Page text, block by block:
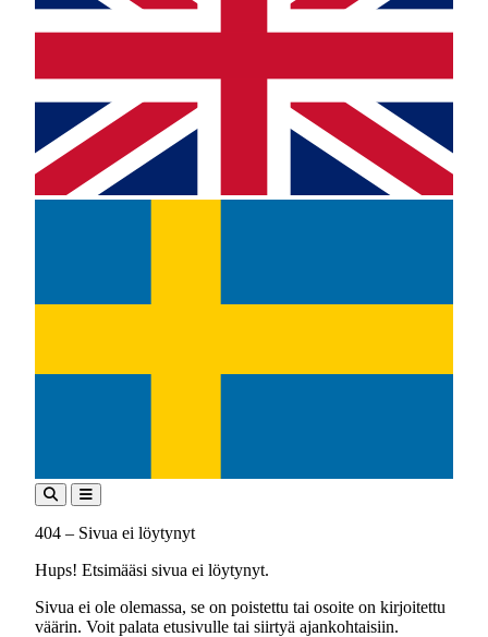
404 – Sivua ei löytynyt
Hups! Etsimääsi sivua ei löytynyt.
Sivua ei ole olemassa, se on poistettu tai osoite on kirjoitettu
väärin. Voit palata etusivulle tai siirtyä ajankohtaisiin.